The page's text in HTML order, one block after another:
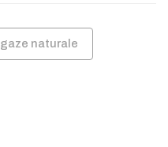
gaze naturale